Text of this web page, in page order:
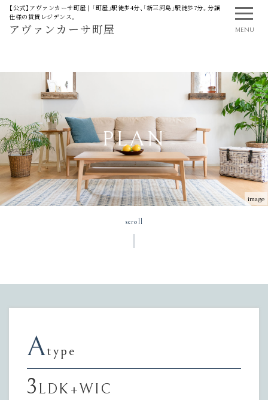
【公式】アヴァンカーサ町屋 | 「町屋」駅徒歩4分、「新三河島」駅徒歩7分。分譲
仕様の賃貸レジデンス。
アヴァンカーサ町屋 MENU
image
scroll
PLAN
Atype
3 LDK+WIC